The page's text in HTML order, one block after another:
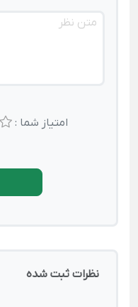
امتیاز شما :
نظرات ثبت شده